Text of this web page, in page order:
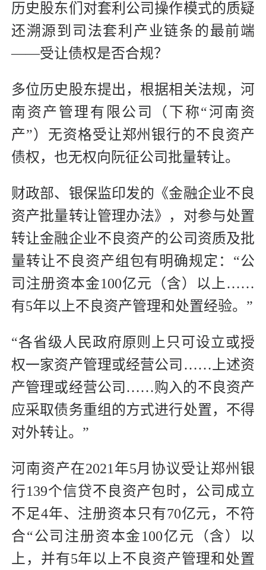
历史股东们对套利公司操作模式的质疑
还溯源到司法套利产业链条的最前端
——受让债权是否合规？
多位历史股东提出，根据相关法规，河
南资产管理有限公司（下称“河南资
产”）无资格受让郑州银行的不良资产
债权，也无权向阮征公司批量转让。
财政部、银保监印发的《金融企业不良
资产批量转让管理办法》，对参与处置
转让金融企业不良资产的公司资质及批
量转让不良资产组包有明确规定：“公
司注册资本金100亿元（含）以上……
有5年以上不良资产管理和处置经验。”
“各省级人民政府原则上只可设立或授
权一家资产管理或经营公司……上述资
产管理或经营公司……购入的不良资产
应采取债务重组的方式进行处置，不得
对外转让。”
河南资产在2021年5月协议受让郑州银
行139个信贷不良资产包时，公司成立
不足4年、注册资本只有70亿元，不符
合“公司注册资本金100亿元（含）以
上，并有5年以上不良资产管理和处置